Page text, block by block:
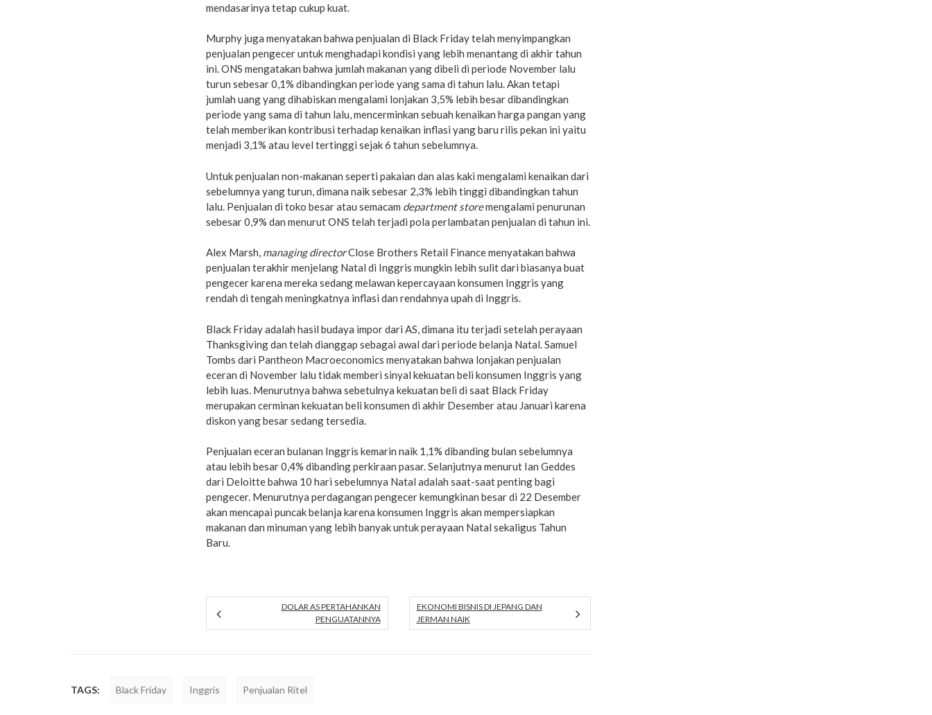
mendasarinya tetap cukup kuat.
Murphy juga menyatakan bahwa penjualan di Black Friday telah menyimpangkan
penjualan pengecer untuk menghadapi kondisi yang lebih menantang di akhir tahun
ini. ONS mengatakan bahwa jumlah makanan yang dibeli di periode November lalu
turun sebesar 0,1% dibandingkan periode yang sama di tahun lalu. Akan tetapi
jumlah uang yang dihabiskan mengalami lonjakan 3,5% lebih besar dibandingkan
periode yang sama di tahun lalu, mencerminkan sebuah kenaikan harga pangan yang
telah memberikan kontribusi terhadap kenaikan inflasi yang baru rilis pekan ini yaitu
menjadi 3,1% atau level tertinggi sejak 6 tahun sebelumnya.
Untuk penjualan non-makanan seperti pakaian dan alas kaki mengalami kenaikan dari
sebelumnya yang turun, dimana naik sebesar 2,3% lebih tinggi dibandingkan tahun
lalu. Penjualan di toko besar atau semacam department storemengalami penurunan
sebesar 0,9% dan menurut ONS telah terjadi pola perlambatan penjualan di tahun ini.
Alex Marsh, managing directorClose Brothers Retail Finance menyatakan bahwa
penjualan terakhir menjelang Natal di Inggris mungkin lebih sulit dari biasanya buat
pengecer karena mereka sedang melawan kepercayaan konsumen Inggris yang
rendah di tengah meningkatnya inflasi dan rendahnya upah di Inggris.
Black Friday adalah hasil budaya impor dari AS, dimana itu terjadi setelah perayaan
Thanksgiving dan telah dianggap sebagai awal dari periode belanja Natal. Samuel
Tombs dari Pantheon Macroeconomics menyatakan bahwa lonjakan penjualan
eceran di November lalu tidak memberi sinyal kekuatan beli konsumen Inggris yang
lebih luas. Menurutnya bahwa sebetulnya kekuatan beli di saat Black Friday
merupakan cerminan kekuatan beli konsumen di akhir Desember atau Januari karena
diskon yang besar sedang tersedia.
Penjualan eceran bulanan Inggris kemarin naik 1,1% dibanding bulan sebelumnya
atau lebih besar 0,4% dibanding perkiraan pasar. Selanjutnya menurut Ian Geddes
dari Deloitte bahwa 10 hari sebelumnya Natal adalah saat-saat penting bagi
pengecer. Menurutnya perdagangan pengecer kemungkinan besar di 22 Desember
akan mencapai puncak belanja karena konsumen Inggris akan mempersiapkan
makanan dan minuman yang lebih banyak untuk perayaan Natal sekaligus Tahun
Baru.
DOLAR AS PERTAHANKAN
PENGUATANNYA
EKONOMI BISNIS DI JEPANG DAN
JERMAN NAIK
TAGS: Black Friday Inggris Penjualan Ritel